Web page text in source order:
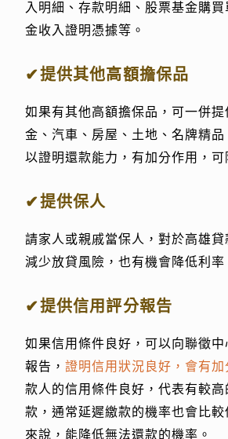
入明細、存款明細、股票基金購買
金收入證明憑據等。
✔提供其他高額擔保品
如果有其他高額擔保品，可一併
金、汽車、房屋、土地、名牌精
以證明還款能力，有加分作用，可
✔提供保人
請家人或親戚當保人，對於高雄
減少放貸風險，也有機會降低利率
✔提供信用評分報告
如果信用條件良好，可以向聯徵
報告，證明信用狀況良好，會有加
款人的信用條件良好，代表有較
款，通常延遲繳款的機率也會比
來說，能降低無法還款的機率。